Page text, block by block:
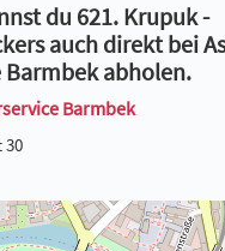
du 621. Krupuk -
auch direkt bei
Barmbek abholen.
Barmbek
30